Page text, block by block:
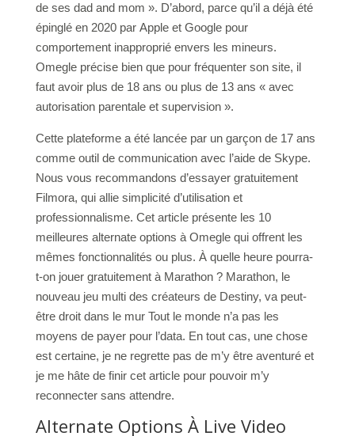
de ses dad and mom ». D’abord, parce qu’il a déjà été
épinglé en 2020 par Apple et Google pour
comportement inapproprié envers les mineurs.
Omegle précise bien que pour fréquenter son site, il
faut avoir plus de 18 ans ou plus de 13 ans « avec
autorisation parentale et supervision ».
Cette plateforme a été lancée par un garçon de 17 ans
comme outil de communication avec l’aide de Skype.
Nous vous recommandons d’essayer gratuitement
Filmora, qui allie simplicité d’utilisation et
professionnalisme. Cet article présente les 10
meilleures alternate options à Omegle qui offrent les
mêmes fonctionnalités ou plus. À quelle heure pourra-
t-on jouer gratuitement à Marathon ? Marathon, le
nouveau jeu multi des créateurs de Destiny, va peut-
être droit dans le mur Tout le monde n’a pas les
moyens de payer pour l’data. En tout cas, une chose
est certaine, je ne regrette pas de m’y être aventuré et
je me hâte de finir cet article pour pouvoir m’y
reconnecter sans attendre.
Alternate Options À Live Video